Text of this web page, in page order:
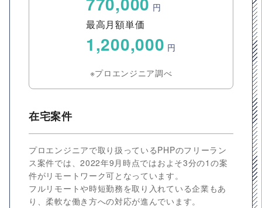
円
最高月額単価
1,200,000 円
※プロエンジニア調べ
在宅案件
プロエンジニアで取り扱っているPHPのフリーラン
ス案件では、2022年9月時点ではおよそ3分の1の案
件がリモートワーク可となっています。
フルリモートや時短勤務を取り入れている企業もあ
り、柔軟な働き方への対応が進んでいます。